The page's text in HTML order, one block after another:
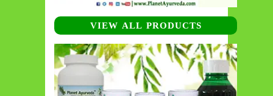
VIEW ALL PRODUCTS